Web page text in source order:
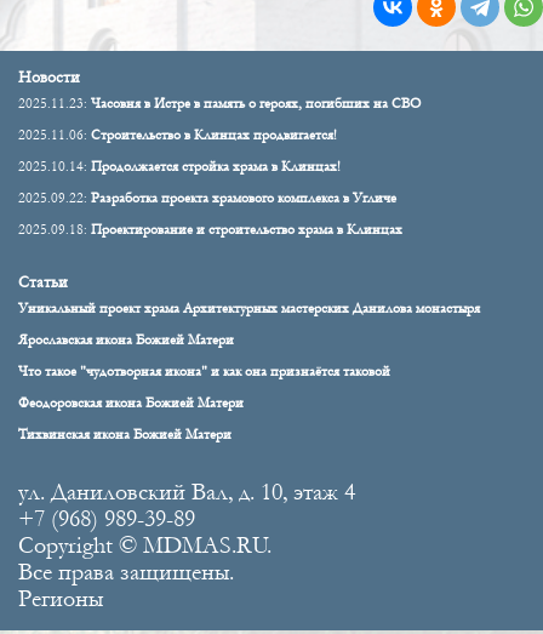
Новости
2025.11.23: Часовня в Истре в память о героях, погибших на СВО
2025.11.06: Строительство в Клинцах продвигается!
2025.10.14: Продолжается стройка храма в Клинцах!
2025.09.22: Разработка проекта храмового комплекса в Угличе
2025.09.18: Проектирование и строительство храма в Клинцах
Статьи
Уникальный проект храма Архитектурных мастерских Данилова монастыря
Ярославская икона Божией Матери
Что такое "чудотворная икона" и как она признаётся таковой
Феодоровская икона Божией Матери
Тихвинская икона Божией Матери
ул. Даниловский Вал, д. 10, этаж 4
+7 (968) 989-39-89
Copyright © MDMAS.RU.
Все права защищены.
Регионы